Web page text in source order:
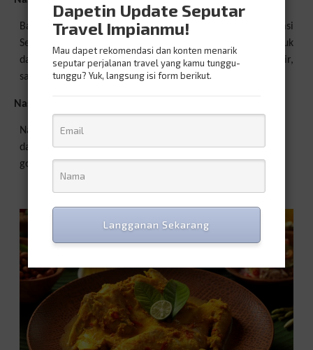
Bahan dasar nasi sela adalah nasi dan sela (ubi jalar). Nasi
Sela dengan campuran santan, daging dan basa gede. Lauk
dari nasi ini adalah sayur bejek, udang, kacang, ayam suwir,
sambal matah.
Nasi Jinggo
Nasi jinggo dibungkus dengan daun pisang. Isinya terdiri
dari satu kepal nasi putih, daging ayam suwir, tempe
goreng, mie goreng dan sambal.
Dapetin Update Seputar
Travel Impianmu!
Mau dapet rekomendasi dan konten menarik
seputar perjalanan travel yang kamu tunggu-
tunggu? Yuk, langsung isi form berikut.
Langganan Sekarang